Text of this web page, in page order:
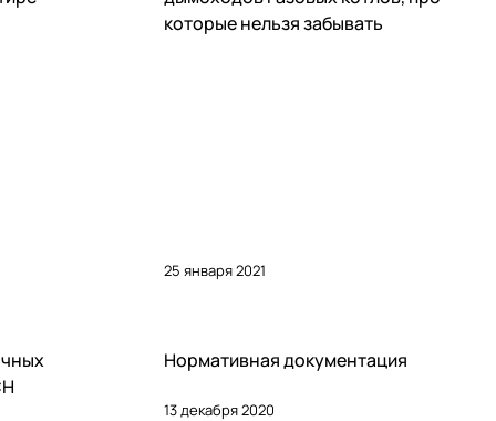
25 января 2021
которые нельзя забывать
Советы покупателям
13 декабря 2020
Нормативная документация